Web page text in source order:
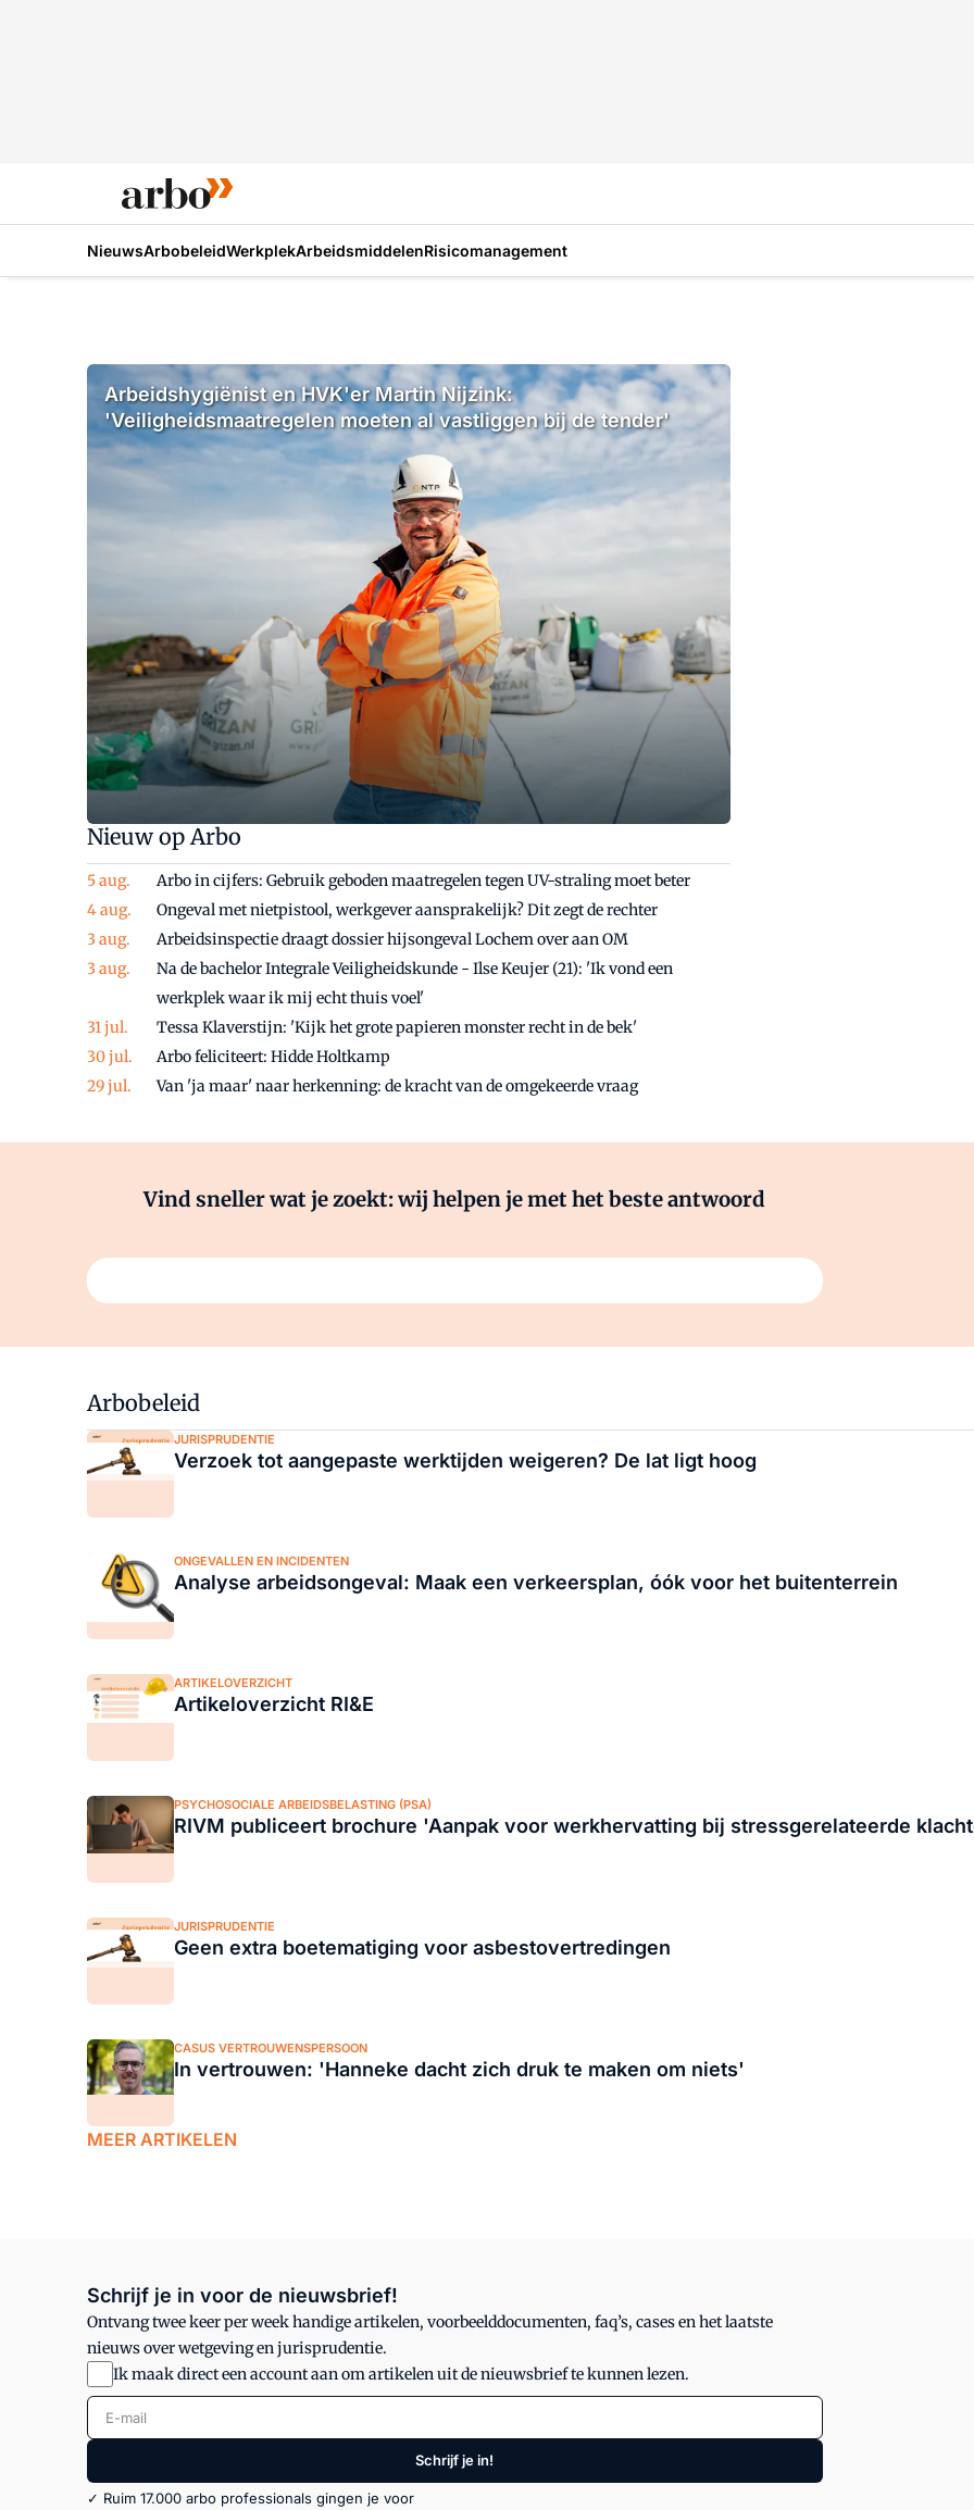
NieuwsArbobeleidWerkplekArbeidsmiddelenRisicomanagement
Arbeidshygiënist en HVK'er Martin Nijzink:
'Veiligheidsmaatregelen moeten al vastliggen bij de tender'
Nieuw op Arbo
Arbo in cijfers: Gebruik geboden maatregelen tegen UV-straling moet beter
Ongeval met nietpistool, werkgever aansprakelijk? Dit zegt de rechter
Arbeidsinspectie draagt dossier hijsongeval Lochem over aan OM
Na de bachelor Integrale Veiligheidskunde - Ilse Keujer (21): 'Ik vond een
werkplek waar ik mij echt thuis voel'
Tessa Klaverstijn: 'Kijk het grote papieren monster recht in de bek'
Arbo feliciteert: Hidde Holtkamp
Van 'ja maar' naar herkenning: de kracht van de omgekeerde vraag
Vind sneller wat je zoekt: wij helpen je met het beste antwoord
Stel hier je vraag
Arbobeleid
JURISPRUDENTIE
Verzoek tot aangepaste werktijden weigeren? De lat ligt hoog
ONGEVALLEN EN INCIDENTEN
Analyse arbeidsongeval: Maak een verkeersplan, óók voor het buitenterrein
ARTIKELOVERZICHT
Artikeloverzicht RI&E
PSYCHOSOCIALE ARBEIDSBELASTING (PSA)
RIVM publiceert brochure 'Aanpak voor werkhervatting bij stressgerelateerde
JURISPRUDENTIE
Geen extra boetematiging voor asbestovertredingen
CASUS VERTROUWENSPERSOON
In vertrouwen: 'Hanneke dacht zich druk te maken om niets'
MEER ARTIKELEN
Schrijf je in voor de nieuwsbrief!
Ontvang twee keer per week handige artikelen, voorbeelddocumenten, faq’s, cases en het laatste
nieuws over wetgeving en jurisprudentie.
Ik maak direct een account aan om artikelen uit de nieuwsbrief te kunnen lezen.
E-mail
Schrijf je in!
✓ Ruim 17.000 arbo professionals gingen je voor